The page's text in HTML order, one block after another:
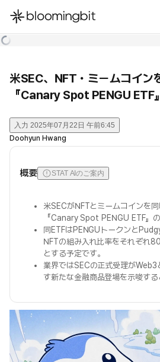
한국어
米SEC、NFT・ミームコイン
『Canary Spot PENGU ETF
入力 2025年07月22日 午前6:45
Doohyun Hwang
概要 STAT AIのご案内
米SECがNFTとミームコインを
『Canary Spot PENGU ETF』
同ETFはPENGUトークンと
NFTの組み入れ比率をそれぞれ
とする予定です。
業界ではSECの正式受理がWeb3
す新たな金融商品登場を示唆する